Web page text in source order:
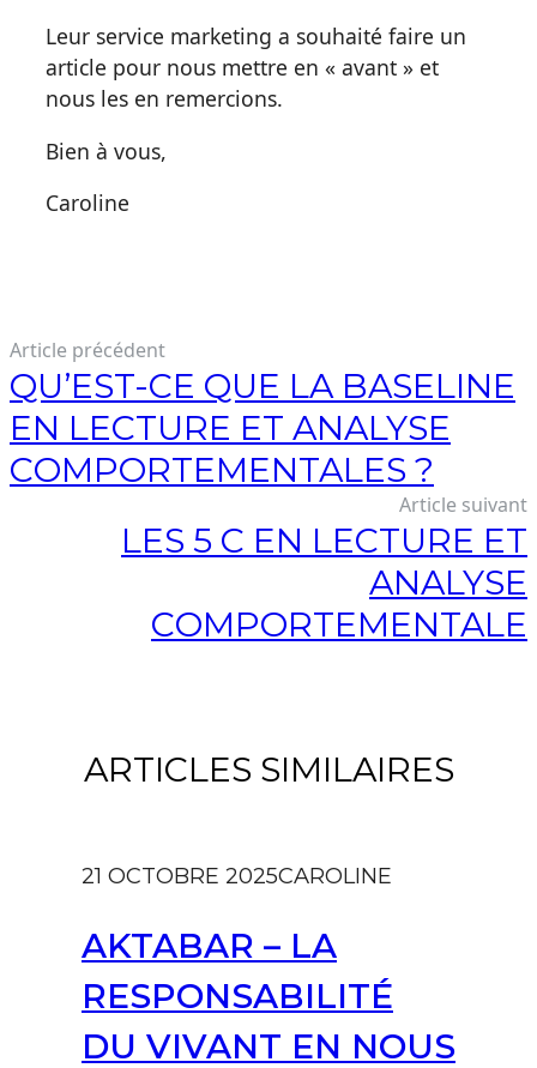
Leur service marketing a souhaité faire un
article pour nous mettre en « avant » et
nous les en remercions.
Bien à vous,
Caroline
Article précédent
QU’EST-CE QUE LA BASELINE
EN LECTURE ET ANALYSE
COMPORTEMENTALES ?
Article suivant
LES 5 C EN LECTURE ET
ANALYSE
COMPORTEMENTALE
ARTICLES SIMILAIRES
21 OCTOBRE 2025CAROLINE
AKTABAR – LA
RESPONSABILITÉ
DU VIVANT EN NOUS